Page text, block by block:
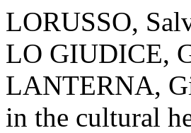
LORUSSO,
LO GIUDICE,
LANTERNA,
in the cultural